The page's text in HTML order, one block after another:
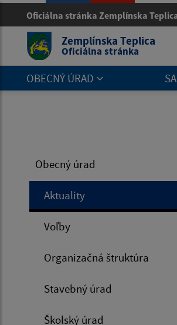
Oficiálna stránka Zemplínska
Zemplínska Teplica
Oficiálna stránka
OBECNÝ ÚRAD
Obecný úrad
Aktuality
Voľby
Organizačná štruktúra
Stavebný úrad
Školský úrad